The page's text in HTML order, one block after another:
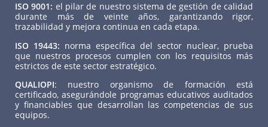
ISO 9001: el pilar de nuestro sistema de gestión de calidad
durante más de veinte años, garantizando rigor,
trazabilidad y mejora continua en cada etapa.
ISO 19443: norma específica del sector nuclear, prueba
que nuestros procesos cumplen con los requisitos más
estrictos de este sector estratégico.
QUALIOPI: nuestro organismo de formación está
certificado, asegurándole programas educativos auditados
y financiables que desarrollan las competencias de sus
equipos.